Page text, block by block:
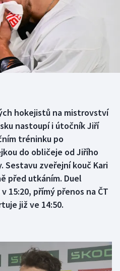
hokejistů na mistrovství
nastoupí i útočník Jiří
tréninku po
do obličeje od Jiřího
Sestavu zveřejní kouč Kari
před utkáním. Duel
15:20, přímý přenos na ČT
již ve 14:50.